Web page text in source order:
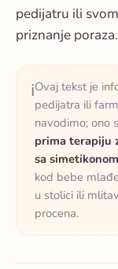
pedijatru ili
priznanje poraza.
ℹ️Ovaj tekst je
pedijatra ili
navodimo; ono
prima terapiju
sa
kod bebe
u stolici ili
procena.